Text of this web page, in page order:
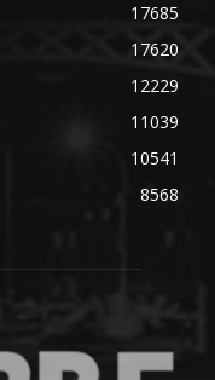
17685
17620
12229
11039
10541
8568